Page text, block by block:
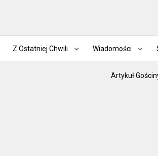
Z Ostatniej Chwili Wiadomości
Artykuł